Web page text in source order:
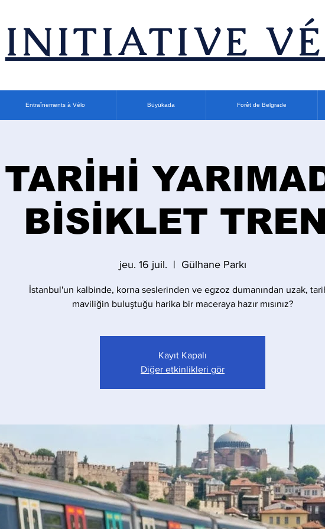
​INITIATIVE
Entraînements à Vélo Büyükada Forêt de Belgrade
TARİHİ
BİSİKLET
jeu. 16 juil.
  |
Gülhane Parkı
İstanbul'un kalbinde, korna seslerinden ve egzoz dumanından uzak,
maviliğin buluştuğu harika bir maceraya hazır mısınız?
Kayıt Kapalı
Diğer etkinlikleri gör